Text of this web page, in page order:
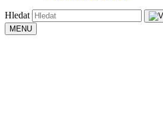
Hledat
MENU